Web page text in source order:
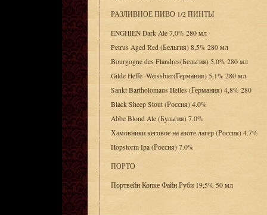
РАЗЛИВНОЕ ПИВО 1/2 ПИНТЫ
ENGHIEN Dark Ale 7,0% 280 мл
Petrus Aged Red (Бельгия) 8,5% 280 мл
Bourgogne des Flandres(Бельгия) 5,0% 280 мл
Gilde Heffe -Weissbier(Германия) 5,1% 280 мл
Sankt Bartholomaus Helles (Германия) 4,8% 280
Black Sheep Stout (Россия) 4.0%
Abbe Blond Ale (Бульгия) 7.0%
Хамовники кеговое на азоте лагер (Россия) 4.7%
Hopstorm Ipa (Россия) 7.0%
ПОРТО
Портвейн Копке Файн Руби 19,5% 50 мл